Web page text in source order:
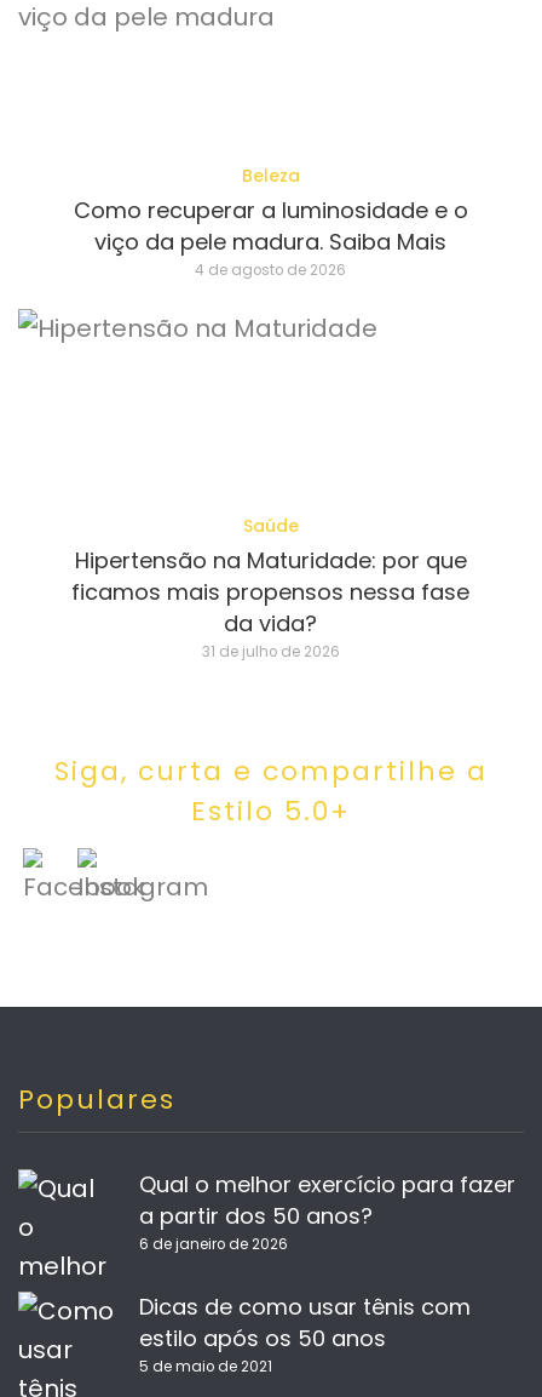
Beleza
Como recuperar a luminosidade e o
viço da pele madura. Saiba Mais
4 de agosto de 2026
Saúde
Hipertensão na Maturidade: por que
ficamos mais propensos nessa fase
da vida?
31 de julho de 2026
Siga, curta e compartilhe a
Estilo 5.0+
Populares
Qual o melhor exercício para fazer
a partir dos 50 anos?
6 de janeiro de 2026
Dicas de como usar tênis com
estilo após os 50 anos
5 de maio de 2021